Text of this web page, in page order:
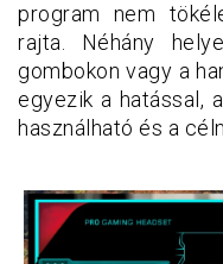
program nem
rajta. Néhány
gombokon vagy a
egyezik a hatással,
használható és a